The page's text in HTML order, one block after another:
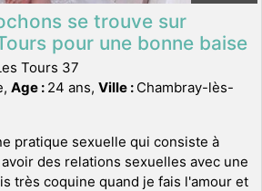
se trouve sur
pour une bonne baise
Tours 37
Age : 24 ans, Ville : Chambray-lès-
pratique sexuelle qui consiste à
des relations sexuelles avec une
très coquine quand je fais l'amour et